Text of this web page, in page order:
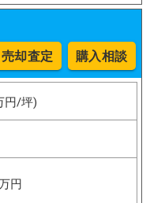
売却査定 購入相談
円/坪)
円